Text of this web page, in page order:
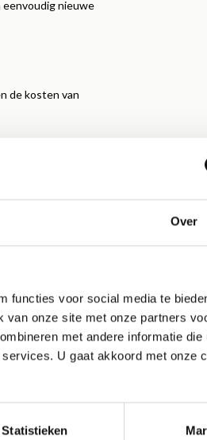
Over
functies voor social media te
van onze site met onze partners
met andere informatie die
U gaat akkoord met onze
Statistieken
eenvoudig nieuwe
de kosten van
vaak
beheerde